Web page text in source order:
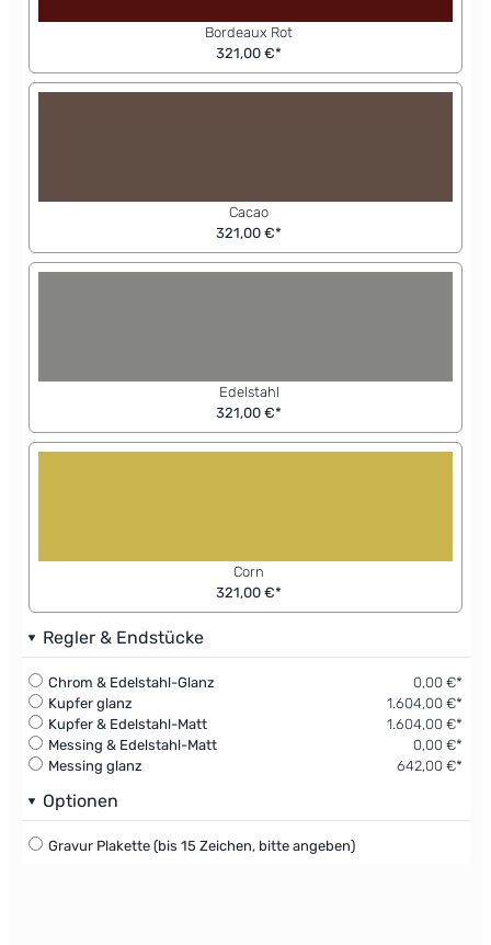
Bordeaux Rot
321,00 €*
Cacao
321,00 €*
Edelstahl
321,00 €*
Corn
321,00 €*
Regler & Endstücke
Chrom & Edelstahl-Glanz
0,00 €*
Kupfer glanz
1.604,00 €*
Kupfer & Edelstahl-Matt
1.604,00 €*
Messing & Edelstahl-Matt
0,00 €*
Messing glanz
642,00 €*
Optionen
Gravur Plakette (bis 15 Zeichen, bitte angeben)